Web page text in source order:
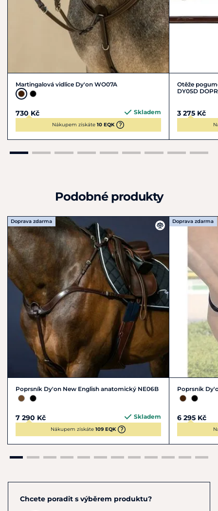
Martingalová vidlice Dy'on WO07A
730 Kč Skladem
Nákupem získáte10 EQK
Otěže
DY05D
3 275 Kč
Podobné produkty
Doprava zdarma
Poprsník Dy'on New English anatomický NE06B
7 290 Kč Skladem
Nákupem získáte109 EQK
Doprava zdarma
Poprsník
6 295 Kč
Chcete poradit s výběrem produktu?